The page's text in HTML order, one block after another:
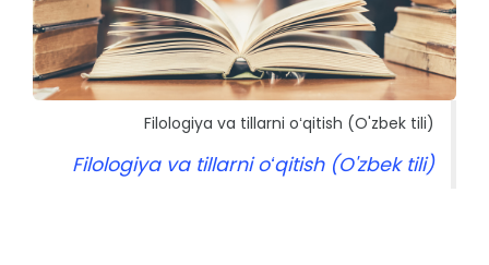
Filologiya va tillarni oʻqitish (O'zbek tili)
Filologiya va tillarni oʻqitish (O'zbek tili)